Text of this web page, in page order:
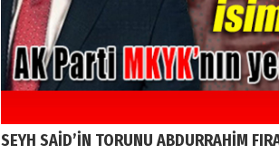
SEYH SAİD’İN TORUNU ABDURRAHİM